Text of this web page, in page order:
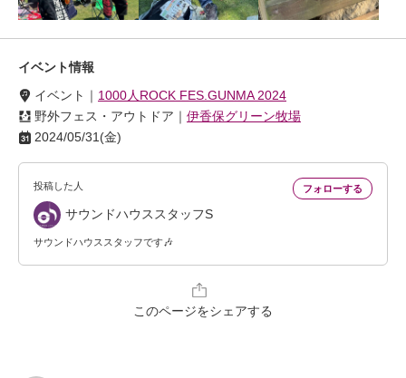
イベント情報
イベント｜ 1000人ROCK FES.GUNMA 2024
野外フェス・アウトドア ｜ 伊香保グリーン牧場
2024/05/31(金)
投稿した人
サウンドハウススタッフS
サウンドハウススタッフです🎶
このページをシェアする